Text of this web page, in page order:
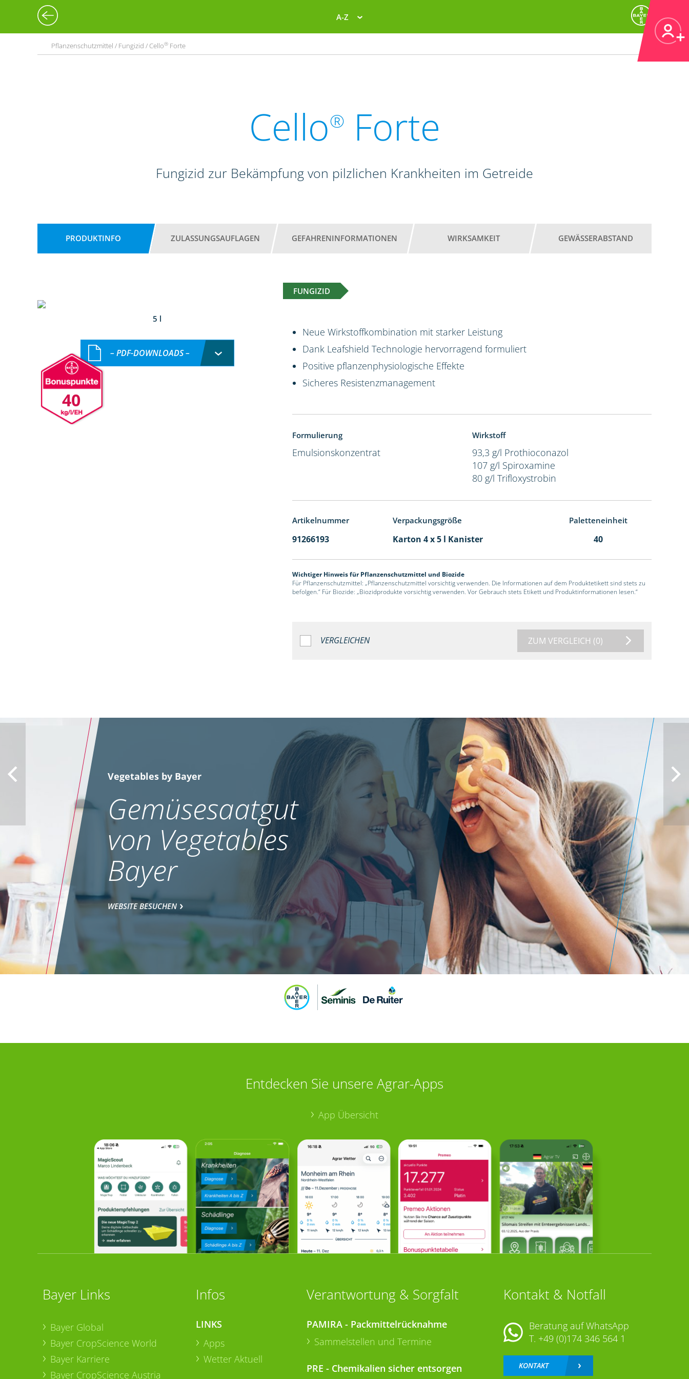
A-Z
Pflanzenschutzmittel / Fungizid / Cello® Forte
Cello® Forte
Fungizid zur Bekämpfung von pilzlichen Krankheiten im Getreide
PRODUKTINFO ZULASSUNGSAUFLAGEN GEFAHRENINFORMATIONEN WIRKSAMKEIT GEWÄSSERABSTAND
FUNGIZID
5 l
40
– PDF-DOWNLOADS –
Neue Wirkstoffkombination mit starker Leistung
Dank Leafshield Technologie hervorragend formuliert
Positive pflanzenphysiologische Effekte
Sicheres Resistenzmanagement
Formulierung
Emulsionskonzentrat
Wirkstoff
93,3 g/l Prothioconazol
107 g/l Spiroxamine
80 g/l Trifloxystrobin
Artikelnummer Verpackungsgröße Paletteneinheit
91266193 Karton 4 x 5 l Kanister 40
Wichtiger Hinweis für Pflanzenschutzmittel und Biozide
Für Pflanzenschutzmittel: „Pflanzenschutzmittel vorsichtig verwenden. Die Informationen auf dem Produktetikett sind stets zu
befolgen.“ Für Biozide: „Biozidprodukte vorsichtig verwenden. Vor Gebrauch stets Etikett und Produktinformationen lesen.“
VERGLEICHEN ZUM VERGLEICH (0)
Vegetables by Bayer
Gemüsesaatgut
von Vegetables
Bayer
WEBSITE BESUCHEN
Entdecken Sie unsere Agrar-Apps
App Übersicht
Bayer Links
Bayer Global
Bayer CropScience World
Bayer Karriere
Bayer CropScience Austria
Infos
LINKS
Apps
Wetter Aktuell
Verantwortung & Sorgfalt
PAMIRA - Packmittelrücknahme
Sammelstellen und Termine
PRE - Chemikalien sicher entsorgen
Kontakt & Notfall
Beratung auf WhatsApp
T. +49 (0)174 346 564 1
KONTAKT